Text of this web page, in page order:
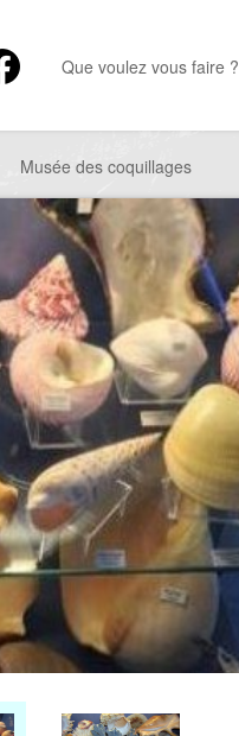
Que voulez vous faire ?
Musée des coquillages